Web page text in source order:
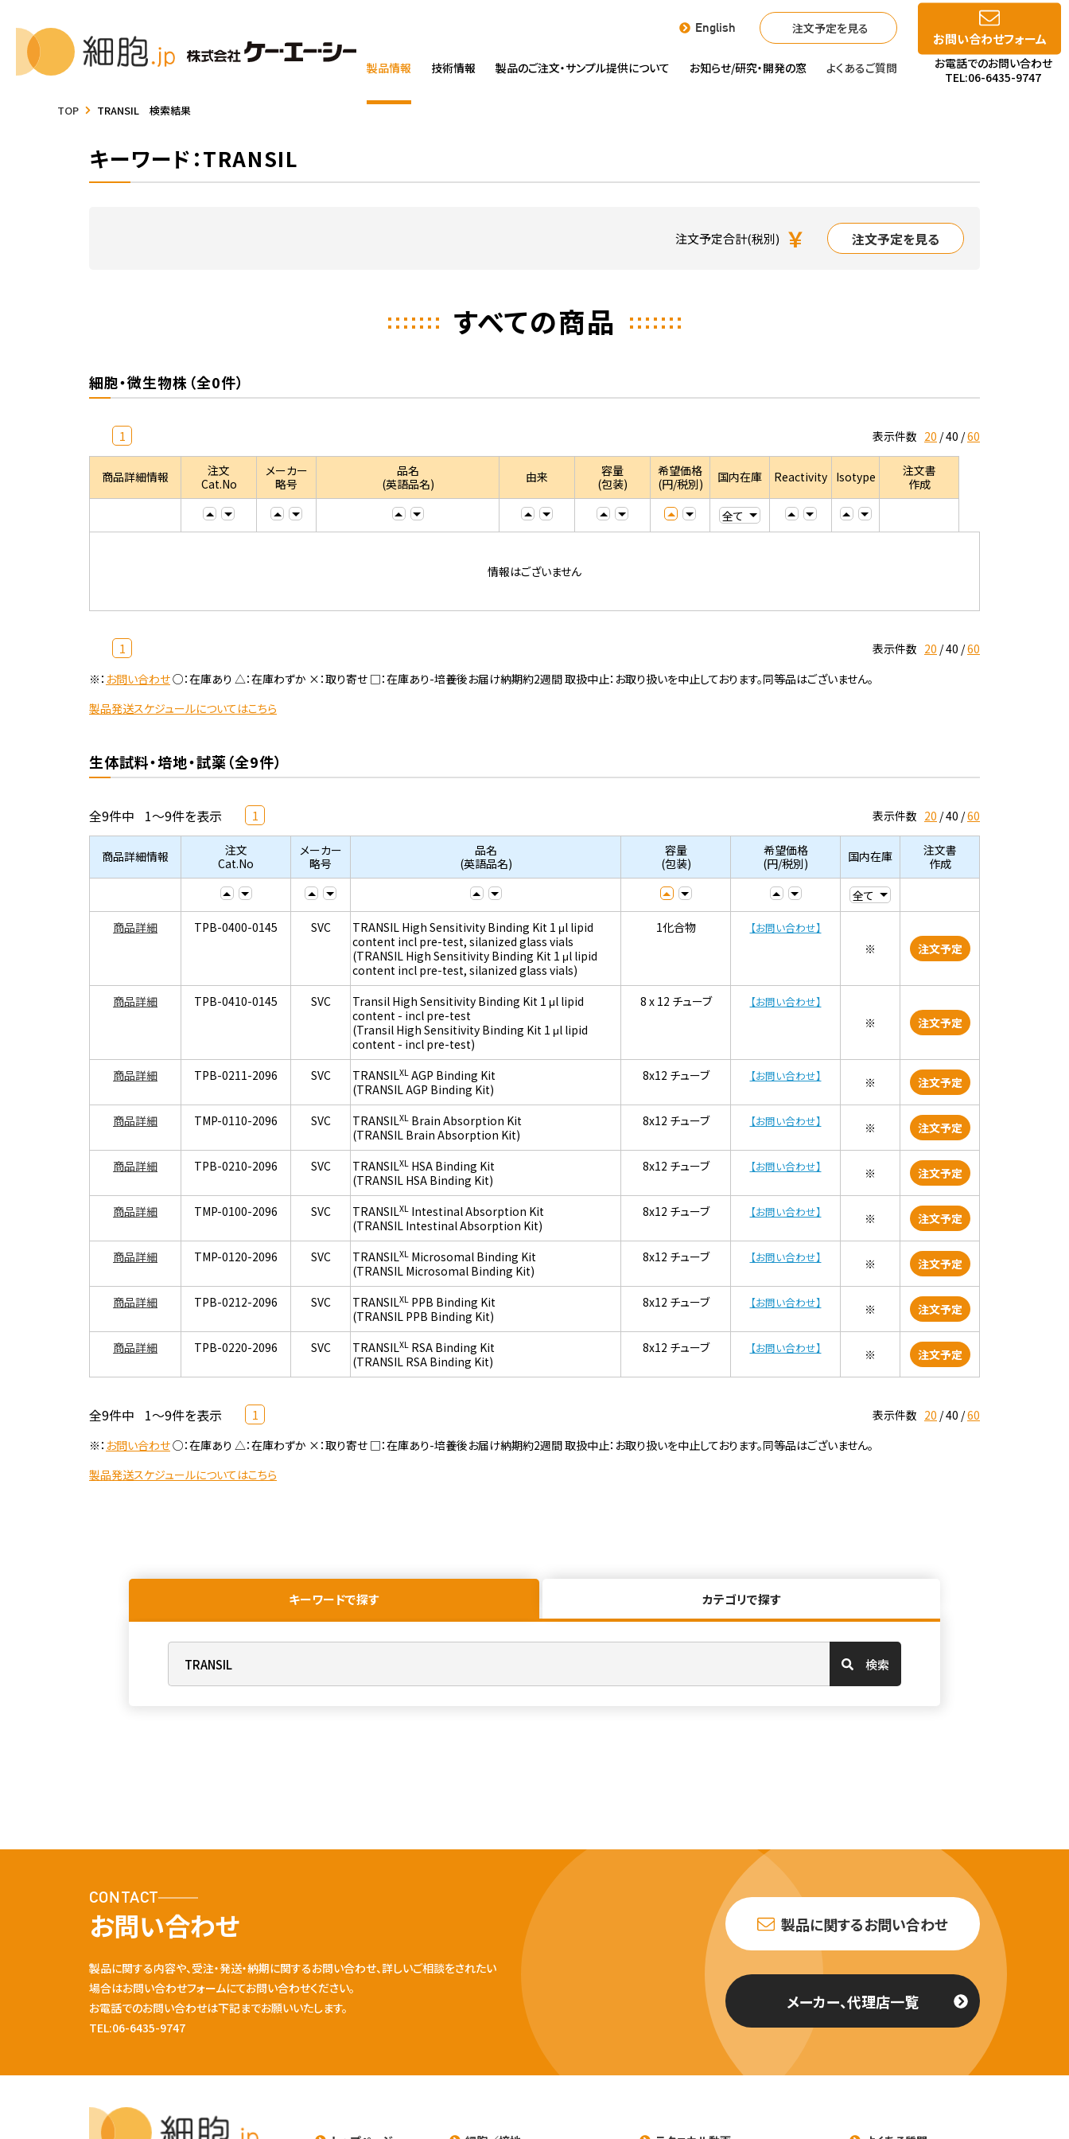
English 注文予定を見る
製品情報 技術情報 製品のご注文・サンプル提供について お知らせ/研究・開発の窓 よくあるご質問
お問い合わせフォーム
お電話でのお問い合わせ
TEL:06-6435-9747
TOP TRANSIL 検索結果
キーワード：TRANSIL
注文予定合計(税別) ￥ 注文予定を見る
すべての商品
細胞・微生物株（全0件）
1 表示件数 20 40 60
商品詳細情報
注文
Cat.No
メーカー
略号
品名
(英語品名)
由来
容量
(包装)
希望価格
(円/税別)
国内在庫 Reactivity Isotype
注文書
作成
情報はございません
1 表示件数 20 40 60
※： お問い合わせ○：在庫あり △：在庫わずか ×：取り寄せ □：在庫あり-培養後お届け納期約2週間 取扱中止：お取り扱いを中止しております。同等品はございません。
製品発送スケジュールについてはこちら
生体試料・培地・試薬（全9件）
全9件中 1～9件を表示 1 表示件数 20 40 60
商品詳細情報
注文
Cat.No
メーカー
略号
品名
(英語品名)
容量
(包装)
希望価格
(円/税別)
国内在庫
注文書
作成
商品詳細 TPB-0400-0145 SVC
TRANSIL High Sensitivity Binding Kit 1 μl lipid
content incl pre-test, silanized glass vials
(TRANSIL High Sensitivity Binding Kit 1 μl lipid
content incl pre-test, silanized glass vials)
1化合物 【お問い合わせ】
※ 注文予定
商品詳細 TPB-0410-0145 SVC
Transil High Sensitivity Binding Kit 1 μl lipid
content - incl pre-test
(Transil High Sensitivity Binding Kit 1 μl lipid
content - incl pre-test)
8 x 12 チューブ 【お問い合わせ】
※ 注文予定
商品詳細 TPB-0211-2096 SVC TRANSILXL AGP Binding Kit
(TRANSIL AGP Binding Kit)
8x12 チューブ 【お問い合わせ】 ※ 注文予定
商品詳細 TMP-0110-2096 SVC TRANSILXL Brain Absorption Kit
(TRANSIL Brain Absorption Kit)
8x12 チューブ 【お問い合わせ】 ※ 注文予定
商品詳細 TPB-0210-2096 SVC TRANSILXL HSA Binding Kit
(TRANSIL HSA Binding Kit)
8x12 チューブ 【お問い合わせ】 ※ 注文予定
商品詳細 TMP-0100-2096 SVC TRANSILXL Intestinal Absorption Kit
(TRANSIL Intestinal Absorption Kit)
8x12 チューブ 【お問い合わせ】 ※ 注文予定
商品詳細 TMP-0120-2096 SVC TRANSILXL Microsomal Binding Kit
(TRANSIL Microsomal Binding Kit)
8x12 チューブ 【お問い合わせ】 ※ 注文予定
商品詳細 TPB-0212-2096 SVC TRANSILXL PPB Binding Kit
(TRANSIL PPB Binding Kit)
8x12 チューブ 【お問い合わせ】 ※ 注文予定
商品詳細 TPB-0220-2096 SVC TRANSILXL RSA Binding Kit
(TRANSIL RSA Binding Kit)
8x12 チューブ 【お問い合わせ】 ※ 注文予定
全9件中 1～9件を表示 1 表示件数 20 40 60
※： お問い合わせ○：在庫あり △：在庫わずか ×：取り寄せ □：在庫あり-培養後お届け納期約2週間 取扱中止：お取り扱いを中止しております。同等品はございません。
製品発送スケジュールについてはこちら
キーワードで探す カテゴリで探す
検索
CONTACT
お問い合わせ
製品に関する内容や、受注・発送・納期に関するお問い合わせ、詳しいご相談をされたい
場合はお問い合わせフォームにてお問い合わせください。
お電話でのお問い合わせは下記までお願いいたします。
TEL:06-6435-9747
製品に関するお問い合わせ
メーカー、代理店一覧